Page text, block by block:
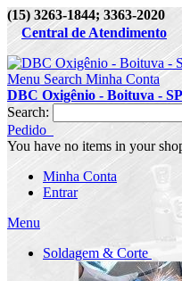
(15) 3263-1844; 3363-2020
Central de Atendimento
Menu Search Minha Conta
DBC Oxigênio - Boituva - SP
Search:
Pedido
You have no items in your
Minha Conta
Entrar
Menu
Soldagem & Corte